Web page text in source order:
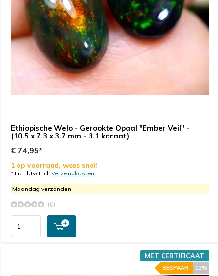
Ethiopische Welo - Gerookte Opaal "Ember Veil" -
(10.5 x 7.3 x 3.7 mm - 3.1 karaat)
€ 74,95*
1 op voorraad, wees snel!
* Incl. btw Incl. Verzendkosten
Maandag verzonden
(0)
MET CERTIFICAAT
12%
BESPAAR